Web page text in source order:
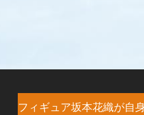
フィギュア坂本花織が自